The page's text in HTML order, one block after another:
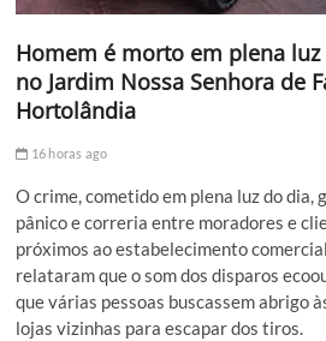
Homem é morto em plena
no Jardim Nossa Senhora de
Hortolândia
16 horas ago
O crime, cometido em plena luz do dia,
pânico e correria entre moradores e
próximos ao estabelecimento
relataram que o som dos disparos
que várias pessoas buscassem abrigo
lojas vizinhas para escapar dos tiros.